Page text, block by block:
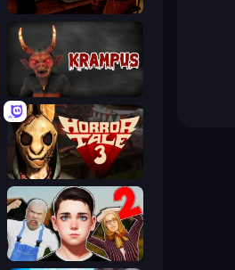
911: Cannibal
Krampus
Horror Tale 3: The Witch
Schoolboy Escape 2